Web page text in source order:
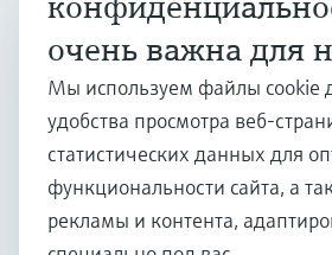
Отрасли
Поддержка
Компания
очень важна для
Мы используем файлы cookie
удобства просмотра веб-
статистических данных для
функциональности сайта, а
рекламы и контента,